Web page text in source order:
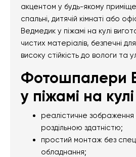
акцентом у будь-якому
спальні, дитячій кімнаті або
Ведмедик у піжамі на кулі
чистих матеріалів, безпечні
високу стійкість до вологи та
Фотошпалери
у піжамі на
реалістичне зображення
роздільною здатністю;
простий монтаж без
обладнання;